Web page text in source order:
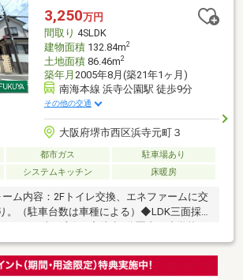
3,250万円
間取り 4SLDK
建物面積132.84m2
土地面積86.46m2
築年月 2005年8月(築21年1ヶ月)
南海本線 浜寺公園駅 徒歩9分
その他の交通
大阪府堺市西区浜寺元町３
都市ガス
駐車場あり
システムキッチン 床暖房
ム内容：2Fトイレ交換、エネファームに交
。（駐車台数は車種による）◆LDK三面採
良好です。※S：納戸。※写真中の家具等の
含まれません。【周辺環境】●堺市立浜寺昭
●堺市立浜寺昭和小学校まで約650ｍ●堺浜寺